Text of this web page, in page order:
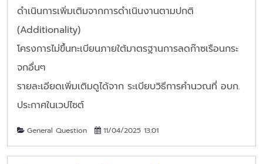
ดำเนินการเพิ่มเติมจากการดำเนินงานตามปกติ
(Additionality)
โครงการไม่ขึ้นทะเบียนภายใต้มาตรฐานการลดก๊าซเรือนกระ
จกอื่นๆ
รายละเอียดเพิ่มเติมดูได้จาก ระเบียบวิธีการคำนวณที่ อบก.
ประกาศในเวปไซต์
General Question 11/04/2025 13:01